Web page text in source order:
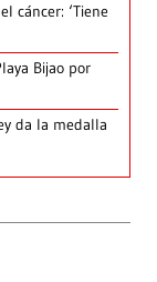
cáncer: ‘Tiene
Bijao por
da la medalla